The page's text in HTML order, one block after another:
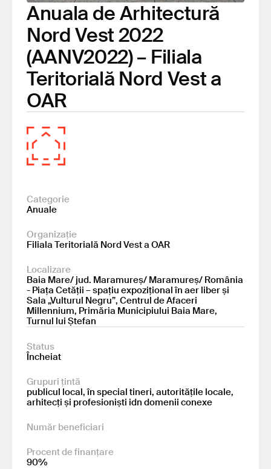
Anuala de Arhitectură
Nord Vest 2022
(AANV2022) – Filiala
Teritorială Nord Vest a
OAR
Categorie
Anuale
Organizație
Filiala Teritorială Nord Vest a OAR
Localizare
Baia Mare/ jud. Maramureș/ Maramureș/ România
- Piața Cetății – spațiu expozițional în aer liber și
Sala „Vulturul Negru”, Centrul de Afaceri
Millennium, Primăria Municipiului Baia Mare,
Turnul lui Ștefan
Status
Încheiat
Grupuri țintă
publicul local, în special tineri, autoritățile locale,
arhitecți și profesioniști idn domenii conexe
Număr beneficiari
Procent de finanțare
90%